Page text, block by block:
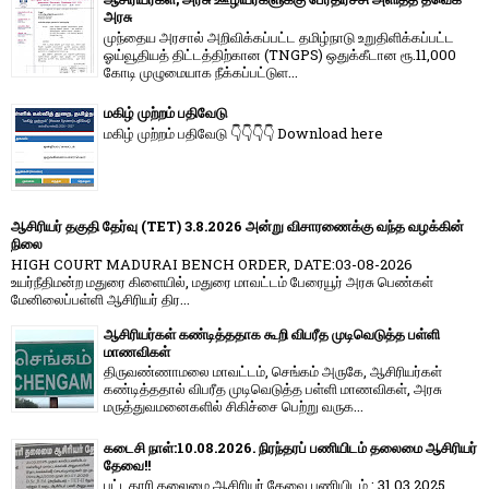
அரசு
முந்தைய அரசால் அறிவிக்கப்பட்ட தமிழ்நாடு உறுதிளிக்கப்பட்ட
ஓய்வூதியத் திட்டத்திற்கான (TNGPS) ஒதுக்கீடான ரூ.11,000
கோடி முழுமையாக நீக்கப்பட்டுள...
மகிழ் முற்றம் பதிவேடு
மகிழ் முற்றம் பதிவேடு 👇👇👇👇 Download here
ஆசிரியர் தகுதி தேர்வு (TET) 3.8.2026 அன்று விசாரணைக்கு வந்த வழக்கின்
நிலை
HIGH COURT MADURAI BENCH ORDER, DATE:03-08-2026
உயர்நீதிமன்ற மதுரை கிளையில், மதுரை மாவட்டம் பேரையூர் அரசு பெண்கள்
மேனிலைப்பள்ளி ஆசிரியர் திர...
ஆசிரியர்கள் கண்டித்ததாக கூறி விபரீத முடிவெடுத்த பள்ளி
மாணவிகள்
திருவண்ணாமலை மாவட்டம், செங்கம் அருகே, ஆசிரியர்கள்
கண்டித்ததால் விபரீத முடிவெடுத்த பள்ளி மாணவிகள், அரசு
மருத்துவமனைகளில் சிகிச்சை பெற்று வருக...
கடைசி நாள்:10.08.2026. நிரந்தரப் பணியிடம் தலைமை ஆசிரியர்
தேவை!!
பட்டதாரி தலைமை ஆசிரியர் தேவை பணியிடம் : 31.03.2025